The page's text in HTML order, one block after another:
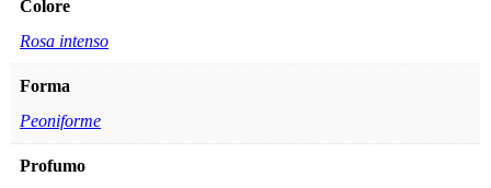
Colore
Rosa intenso
Forma
Peoniforme
Profumo